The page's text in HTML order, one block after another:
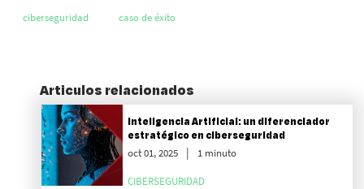
ciberseguridad caso de éxito
Articulos relacionados
Inteligencia Artificial: un diferenciador
estratégico en ciberseguridad
oct 01, 2025
1 minuto
CIBERSEGURIDAD